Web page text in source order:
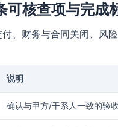
核查项与完成
、财务与合同关闭、风
说明
确认与甲方/干系人一致的验